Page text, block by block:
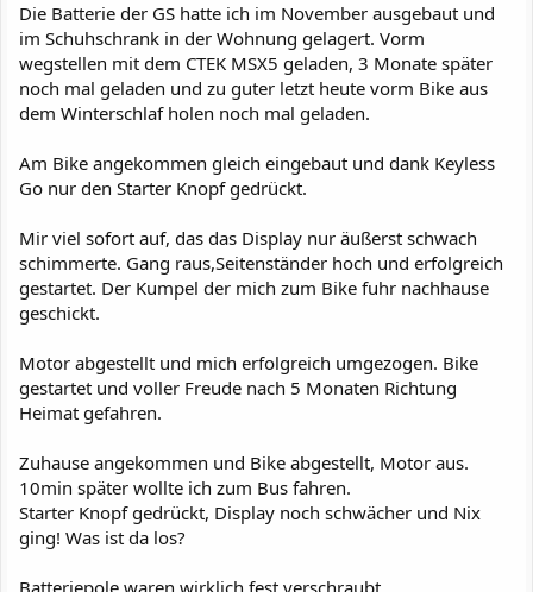
Die Batterie der GS hatte ich im November ausgebaut und
im Schuhschrank in der Wohnung gelagert. Vorm
wegstellen mit dem CTEK MSX5 geladen, 3 Monate später
noch mal geladen und zu guter letzt heute vorm Bike aus
dem Winterschlaf holen noch mal geladen.
Am Bike angekommen gleich eingebaut und dank Keyless
Go nur den Starter Knopf gedrückt.
Mir viel sofort auf, das das Display nur äußerst schwach
schimmerte. Gang raus,Seitenständer hoch und erfolgreich
gestartet. Der Kumpel der mich zum Bike fuhr nachhause
geschickt.
Motor abgestellt und mich erfolgreich umgezogen. Bike
gestartet und voller Freude nach 5 Monaten Richtung
Heimat gefahren.
Zuhause angekommen und Bike abgestellt, Motor aus.
10min später wollte ich zum Bus fahren.
Starter Knopf gedrückt, Display noch schwächer und Nix
ging! Was ist da los?
Batteriepole waren wirklich fest verschraubt.